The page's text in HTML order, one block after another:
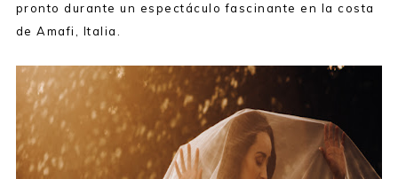
pronto durante un espectáculo fascinante en la costa
de Amafi, Italia.